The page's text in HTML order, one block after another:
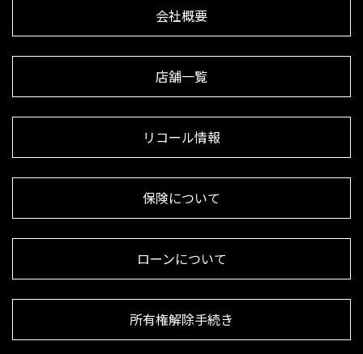
会社概要
店舗一覧
リコール情報
保険について
ローンについて
所有権解除手続き